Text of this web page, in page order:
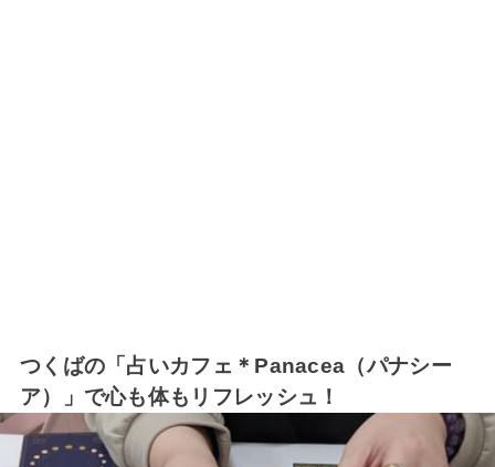
つくばの「占いカフェ＊Panacea（パナシー
ア）」で心も体もリフレッシュ！